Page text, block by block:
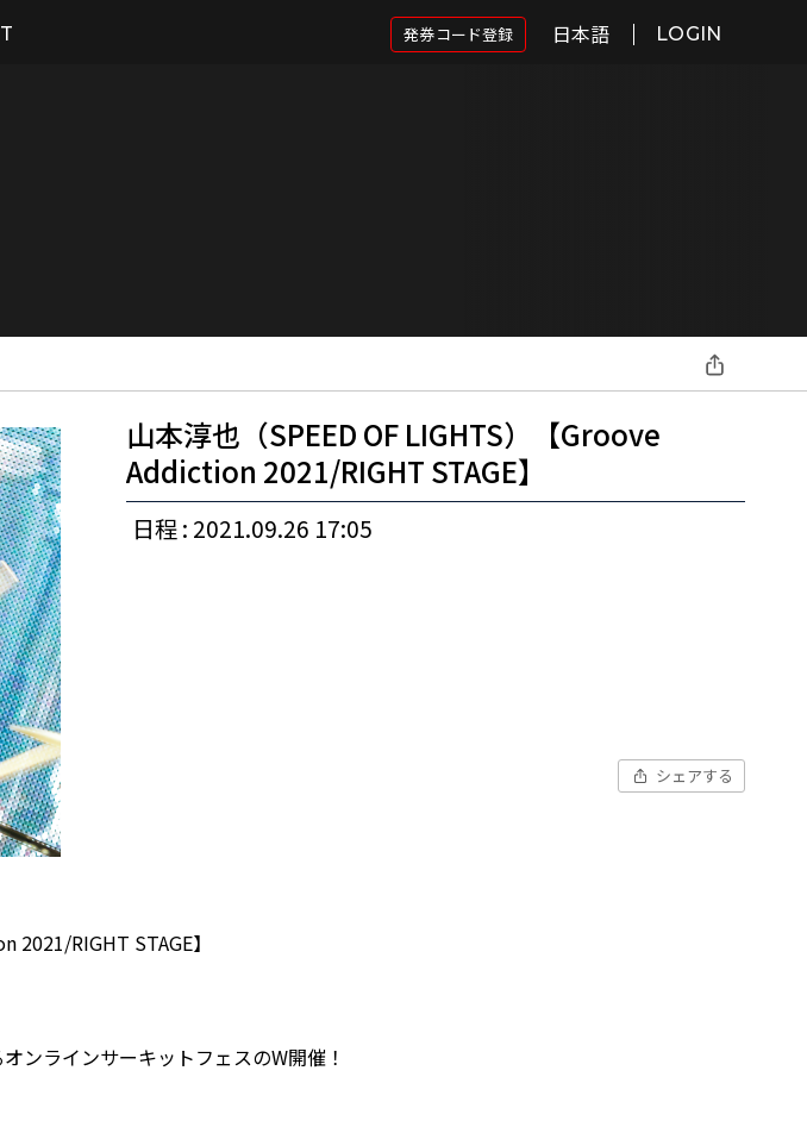
発券コード登録 日本語 LOGIN
山本淳也（SPEED OF LIGHTS）【Groove
Addiction 2021/RIGHT STAGE】
日程 : 2021.09.26 17:05
シェアする
2021/RIGHT STAGE】
ンラインサーキットフェスのW開催！